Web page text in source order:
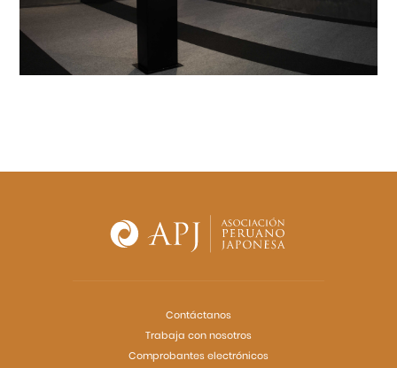
Contáctanos
Trabaja con nosotros
Comprobantes electrónicos